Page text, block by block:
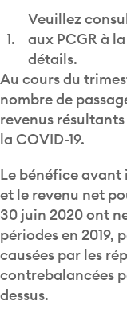
aux PCGR à
détails.
Au cours du
nombre de
revenus
la COVID-19.
et le revenu net
30 juin 2020 ont
périodes en 2019,
causées par les
contrebalancées
dessus.